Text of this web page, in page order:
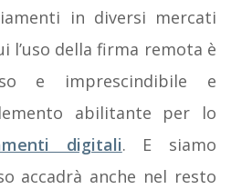
in diversi mercati
l’uso della firma remota è
e imprescindibile e
abilitante per lo
digitali. E siamo
accadrà anche nel resto